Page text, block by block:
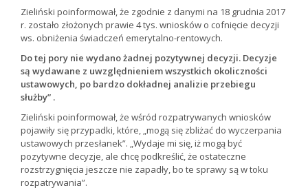
Zieliński poinformował, że zgodnie z danymi na 18 grudnia 2017
r. zostało złożonych prawie 4 tys. wniosków o cofnięcie decyzji
ws. obniżenia świadczeń emerytalno-rentowych.
Do tej pory nie wydano żadnej pozytywnej decyzji. Decyzje
są wydawane z uwzględnieniem wszystkich okoliczności
ustawowych, po bardzo dokładnej analizie przebiegu
służby” .
Zieliński poinformował, że wśród rozpatrywanych wniosków
pojawiły się przypadki, które, „mogą się zbliżać do wyczerpania
ustawowych przesłanek”. „Wydaje mi się, iż mogą być
pozytywne decyzje, ale chcę podkreślić, że ostateczne
rozstrzygnięcia jeszcze nie zapadły, bo te sprawy są w toku
rozpatrywania”.